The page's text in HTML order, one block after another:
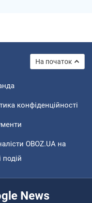
На початок
конфіденційності
OBOZ.UA на
подій
News